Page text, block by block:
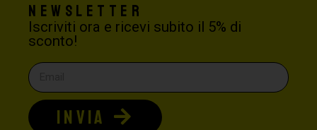
Newsletter
Iscriviti ora e ricevi subito il 5% di
sconto!
INVIA